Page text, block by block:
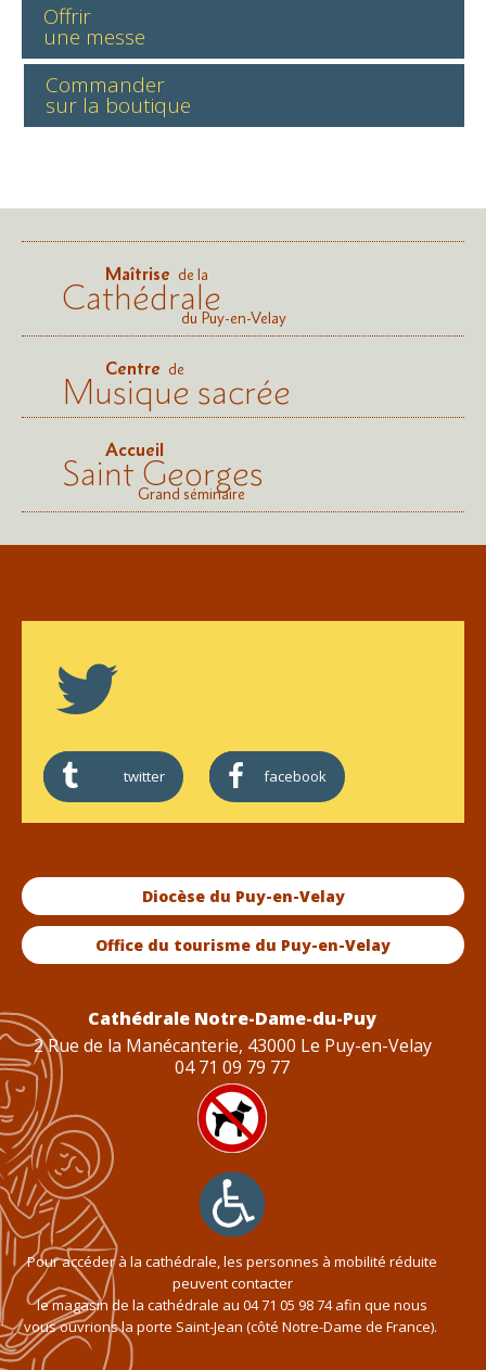
Offrir
une messe
Commander
sur la boutique
Maîtrise de la
Cathédraledu Puy-en-Velay
Centre de
Musique sacrée
Accueil
Saint Georges
Grand séminaire
twitter facebook
Diocèse du Puy-en-Velay
Office du tourisme du Puy-en-Velay
Cathédrale Notre-Dame-du-Puy
2 Rue de la Manécanterie, 43000 Le Puy-en-Velay
04 71 09 79 77
Pour accéder à la cathédrale, les personnes à mobilité réduite
peuvent contacter
le magasin de la cathédrale au 04 71 05 98 74afin que nous
vous ouvrions la porte Saint-Jean (côté Notre-Dame de France).